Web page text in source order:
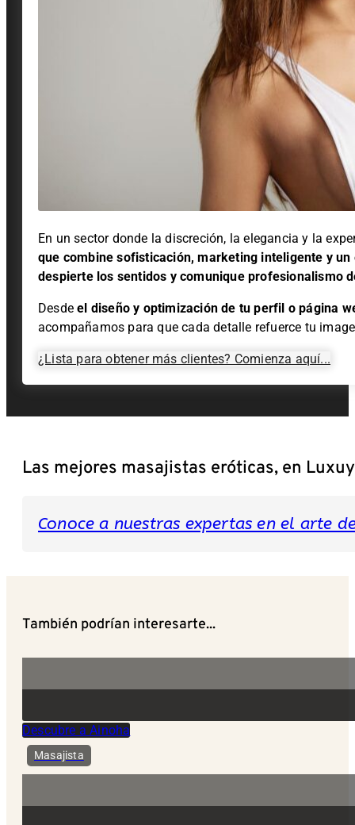
En un sector donde la discreción, la elegancia y la
que combine sofisticación, marketing inteligente y
despierte los sentidos y comunique profesionalismo
Desdeel diseño y optimización de tu perfil o página
acompañamos para que cada detalle refuerce tu
¿Lista para obtener más clientes? Comienza aquí...
Las mejores masajistas eróticas, en
Conoce a nuestras expertas en el arte
También podrían interesarte...
Descubre a Ainoha
Masajista